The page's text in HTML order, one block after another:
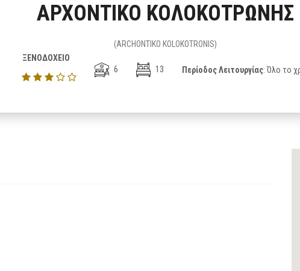
ΑΡΧΟΝΤΙΚΟ ΚΟΛΟΚΟΤΡΩΝΗΣ
(ARCHONTIKO KOLOKOTRONIS)
ΞΕΝΟΔΟΧΕΙΟ
6
13 Περίοδος Λειτουργίας: Όλο το